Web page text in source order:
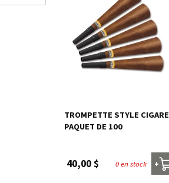
TROMPETTE STYLE
PAQUET DE 100
40,00 $ 0 en stock +